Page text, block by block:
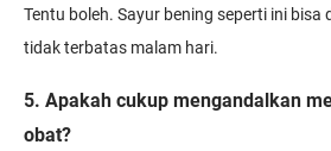
Tentu boleh. Sayur bening seperti ini bisa
tidak terbatas malam hari.
5. Apakah cukup mengandalkan
obat?